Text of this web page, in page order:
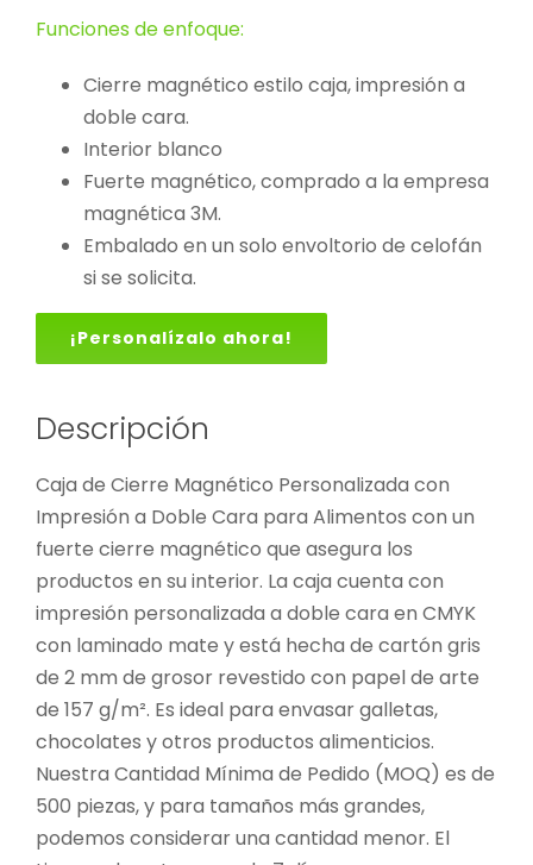
Funciones de enfoque:
Cierre magnético estilo caja, impresión a
doble cara.
Interior blanco
Fuerte magnético, comprado a la empresa
magnética 3M.
Embalado en un solo envoltorio de celofán
si se solicita.
¡Personalízalo ahora!
Descripción
Caja de Cierre Magnético Personalizada con
Impresión a Doble Cara para Alimentos con un
fuerte cierre magnético que asegura los
productos en su interior. La caja cuenta con
impresión personalizada a doble cara en CMYK
con laminado mate y está hecha de cartón gris
de 2 mm de grosor revestido con papel de arte
de 157 g/m². Es ideal para envasar galletas,
chocolates y otros productos alimenticios.
Nuestra Cantidad Mínima de Pedido (MOQ) es de
500 piezas, y para tamaños más grandes,
podemos considerar una cantidad menor. El